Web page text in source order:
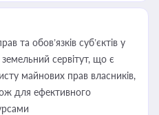
та обов’язків суб’єктів у
сервітут, що є
майнових прав власників,
для ефективного